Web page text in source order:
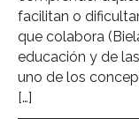
facilitan o
que colabora
educación y de
uno de los
[…]